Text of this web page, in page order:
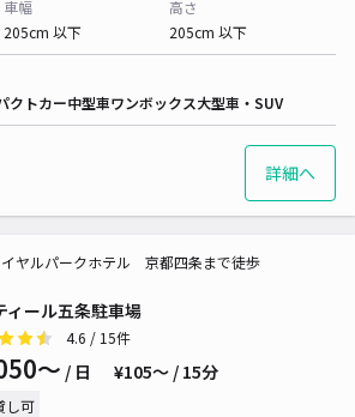
車幅
205cm 以下
高さ
205cm 以下
クトカー中型車ワンボックス大型車・SUV
詳細へ
ィール五条駐車場
ヤルパークホテル 京都四条まで徒歩
4.6 / 15件
〜 / 日 ¥105〜 / 15分
し可